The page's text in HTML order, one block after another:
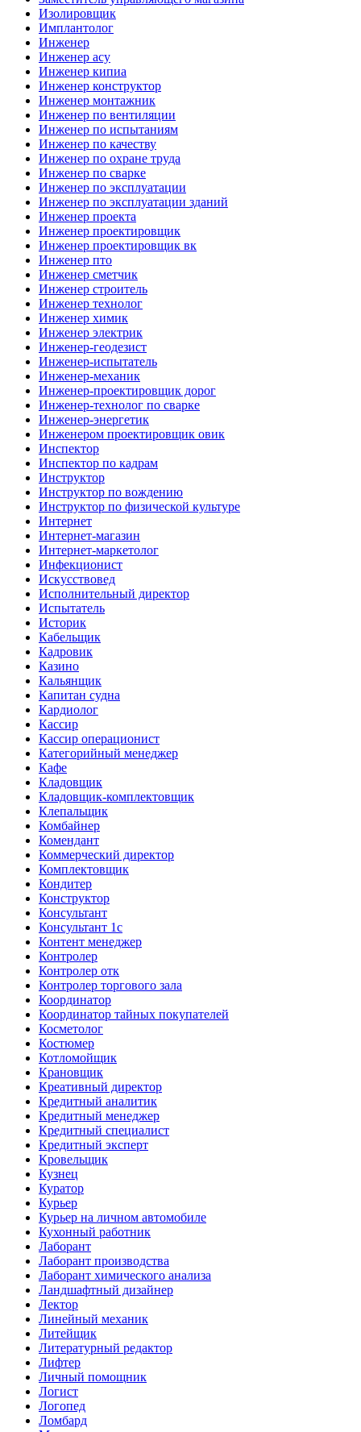
Изолировщик
Имплантолог
Инженер
Инженер асу
Инженер кипиа
Инженер конструктор
Инженер монтажник
Инженер по вентиляции
Инженер по испытаниям
Инженер по качеству
Инженер по охране труда
Инженер по сварке
Инженер по эксплуатации
Инженер по эксплуатации зданий
Инженер проекта
Инженер проектировщик
Инженер проектировщик вк
Инженер пто
Инженер сметчик
Инженер строитель
Инженер технолог
Инженер химик
Инженер электрик
Инженер-геодезист
Инженер-испытатель
Инженер-механик
Инженер-проектировщик дорог
Инженер-технолог по сварке
Инженер-энергетик
Инженером проектировщик овик
Инспектор
Инспектор по кадрам
Инструктор
Инструктор по вождению
Инструктор по физической культуре
Интернет
Интернет-магазин
Интернет-маркетолог
Инфекционист
Искусствовед
Исполнительный директор
Испытатель
Историк
Кабельщик
Кадровик
Казино
Кальянщик
Капитан судна
Кардиолог
Кассир
Кассир операционист
Категорийный менеджер
Кафе
Кладовщик
Кладовщик-комплектовщик
Клепальщик
Комбайнер
Комендант
Коммерческий директор
Комплектовщик
Кондитер
Конструктор
Консультант
Консультант 1с
Контент менеджер
Контролер
Контролер отк
Контролер торгового зала
Координатор
Координатор тайных покупателей
Косметолог
Костюмер
Котломойщик
Крановщик
Креативный директор
Кредитный аналитик
Кредитный менеджер
Кредитный специалист
Кредитный эксперт
Кровельщик
Кузнец
Куратор
Курьер
Курьер на личном автомобиле
Кухонный работник
Лаборант
Лаборант производства
Лаборант химического анализа
Ландшафтный дизайнер
Лектор
Линейный механик
Литейщик
Литературный редактор
Лифтер
Личный помощник
Логист
Логопед
Ломбард